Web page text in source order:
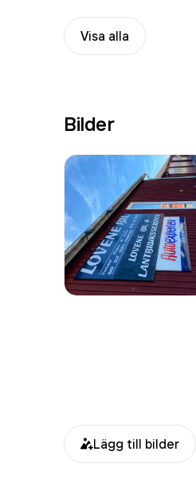
Visa alla
Bilder
Lägg till bilder